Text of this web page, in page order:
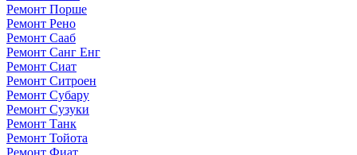
Ремонт Порше
Ремонт Рено
Ремонт Сааб
Ремонт Санг Енг
Ремонт Сиат
Ремонт Ситроен
Ремонт Субару
Ремонт Сузуки
Ремонт Танк
Ремонт Тойота
Ремонт Фиат